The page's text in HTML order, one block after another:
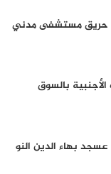
حريق مستشفى مدني
بالسوق
بهاء الدين النو